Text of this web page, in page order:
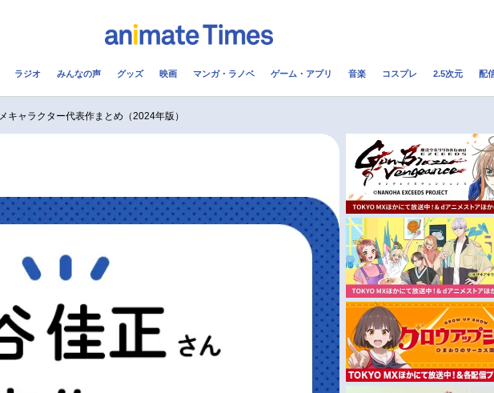
配信・Vtuber
アニメ映画一覧
男性声優/女性声優一覧
今期アニメ曜日別一覧
春アニメ
秋アニメ
冬アニメ
ラジオ みんなの声 グッズ 映画 マンガ・ラノベ ゲーム・アプリ 音楽 コスプレ 2.5次元 配
キャラクター代表作まとめ（2024年版）